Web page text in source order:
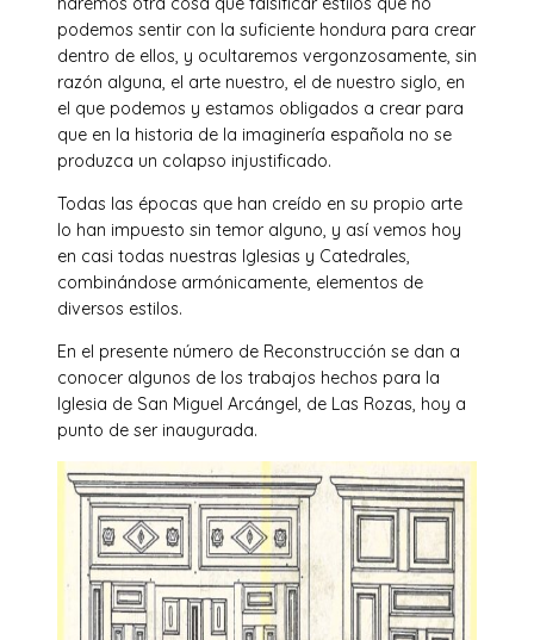
podemos sentir con la suficiente hondura para crear
dentro de ellos, y ocultaremos vergonzosamente, sin
razón alguna, el arte nuestro, el de nuestro siglo, en
el que podemos y estamos obligados a crear para
que en la historia de la imaginería española no se
produzca un colapso injustificado.
Todas las épocas que han creído en su propio arte
lo han impuesto sin temor alguno, y así vemos hoy
en casi todas nuestras Iglesias y Catedrales,
combinándose armónicamente, elementos de
diversos estilos.
En el presente número de Reconstrucción se dan a
conocer algunos de los trabajos hechos para la
Iglesia de San Miguel Arcángel, de Las Rozas, hoy a
punto de ser inaugurada.